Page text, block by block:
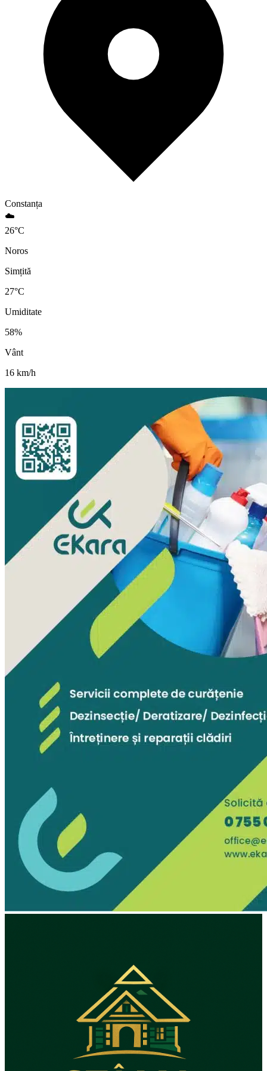
Constanța
☁️
26°C
Noros
Simțită
27°C
Umiditate
58%
Vânt
16 km/h